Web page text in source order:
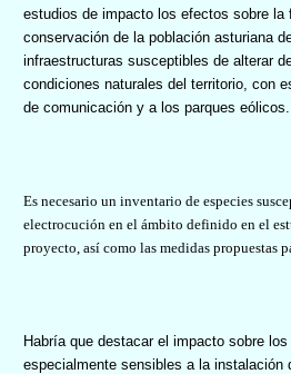
estudios de impacto los efectos sobre la
conservación de la población asturiana
infraestructuras susceptibles de alterar
condiciones naturales del territorio, con
de comunicación y a los parques
Es necesario un inventario de especies
electrocución en el ámbito definido en el
proyecto, así como las medidas propuestas
Habría que destacar el impacto sobre
especialmente sensibles a la instalación